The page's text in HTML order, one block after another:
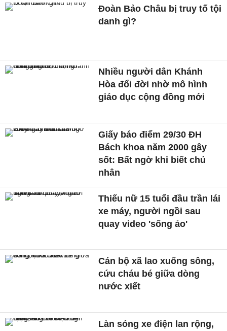
Đoàn Bảo Châu bị truy tố tội
danh gì?
Nhiều người dân Khánh
Hòa đổi đời nhờ mô hình
giáo dục cộng đồng mới
Giấy báo điểm 29/30 ĐH
Bách khoa năm 2000 gây
sốt: Bất ngờ khi biết chủ
nhân
Thiếu nữ 15 tuổi đầu trần lái
xe máy, người ngồi sau
quay video 'sống ảo'
Cán bộ xã lao xuống sông,
cứu cháu bé giữa dòng
nước xiết
Làn sóng xe điện lan rộng,